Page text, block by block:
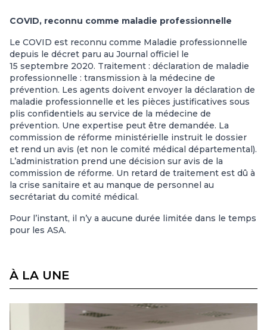
COVID, reconnu comme maladie professionnelle
Le COVID est reconnu comme Maladie professionnelle
depuis le décret paru au Journal officiel le
15 septembre 2020. Traitement : déclaration de maladie
professionnelle : transmission à la médecine de
prévention. Les agents doivent envoyer la déclaration de
maladie professionnelle et les pièces justificatives sous
plis confidentiels au service de la médecine de
prévention. Une expertise peut être demandée. La
commission de réforme ministérielle instruit le dossier
et rend un avis (et non le comité médical départemental).
L’administration prend une décision sur avis de la
commission de réforme. Un retard de traitement est dû à
la crise sanitaire et au manque de personnel au
secrétariat du comité médical.
Pour l’instant, il n’y a aucune durée limitée dans le temps
pour les ASA.
À LA UNE